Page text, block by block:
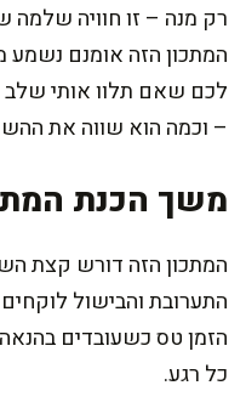
רק מנה – זו חוויה
המתכון הזה אומנם
לכם שאם תלוו אותי
– וכמה הוא שווה את
משך הכנת
המתכון הזה דורש קצת
התערובת והבישול
הזמן טס כשעובדים
כל רגע.